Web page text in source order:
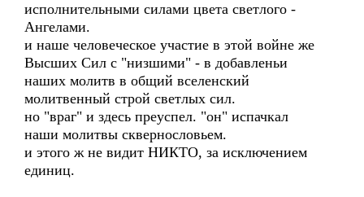
исполнительными силами цвета светлого -
Ангелами.
и наше человеческое участие в этой войне же
Высших Сил с "низшими" - в добавленьи
наших молитв в общий вселенский
молитвенный строй светлых сил.
но "враг" и здесь преуспел. "он" испачкал
наши молитвы сквернословьем.
и этого ж не видит НИКТО, за исключением
единиц.